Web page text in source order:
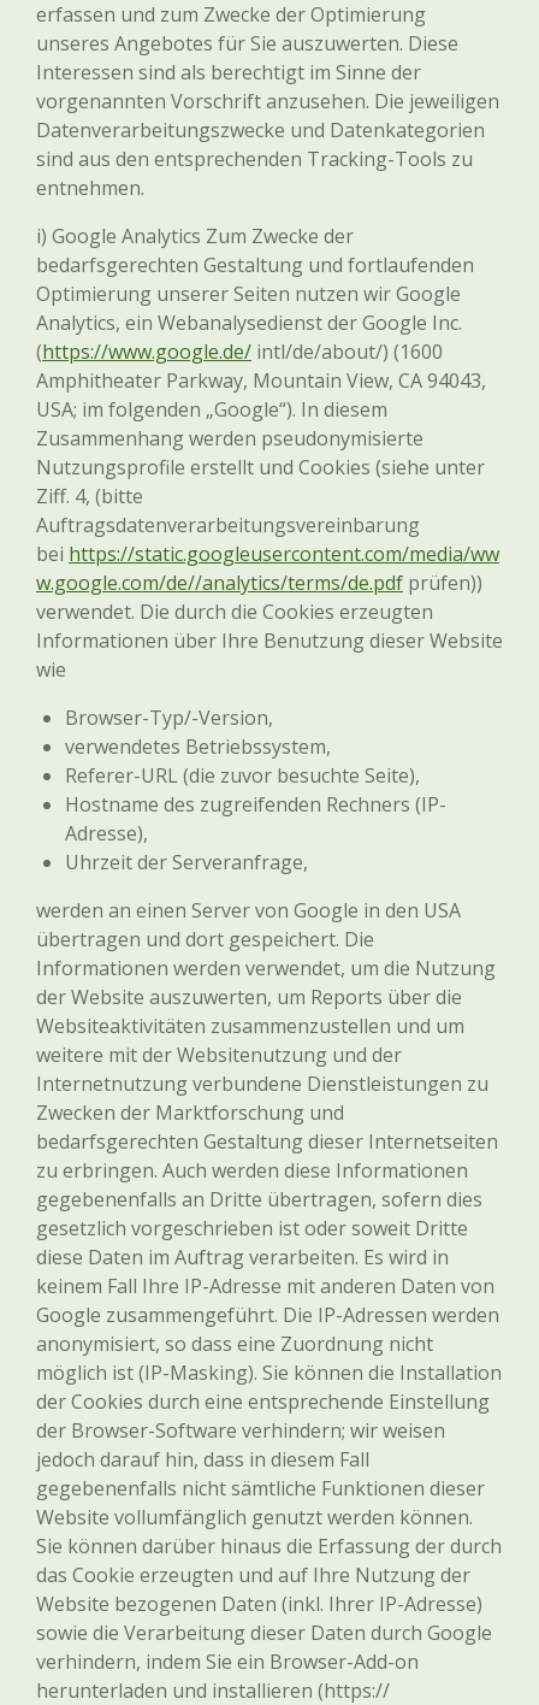
erfassen und zum Zwecke der Optimierung
unseres Angebotes für Sie auszuwerten. Diese
Interessen sind als berechtigt im Sinne der
vorgenannten Vorschrift anzusehen. Die jeweiligen
Datenverarbeitungszwecke und Datenkategorien
sind aus den entsprechenden Tracking-Tools zu
entnehmen.
i) Google Analytics Zum Zwecke der
bedarfsgerechten Gestaltung und fortlaufenden
Optimierung unserer Seiten nutzen wir Google
Analytics, ein Webanalysedienst der Google Inc.
(https://www.google.de/ intl/de/about/) (1600
Amphitheater Parkway, Mountain View, CA 94043,
USA; im folgenden „Google“). In diesem
Zusammenhang werden pseudonymisierte
Nutzungsprofile erstellt und Cookies (siehe unter
Ziff. 4, (bitte
Auftragsdatenverarbeitungsvereinbarung
bei https://static.googleusercontent.com/media/ww
w.google.com/de//analytics/terms/de.pdf prüfen))
verwendet. Die durch die Cookies erzeugten
Informationen über Ihre Benutzung dieser Website
wie
Browser-Typ/-Version,
verwendetes Betriebssystem,
Referer-URL (die zuvor besuchte Seite),
Hostname des zugreifenden Rechners (IP-
Adresse),
Uhrzeit der Serveranfrage,
werden an einen Server von Google in den USA
übertragen und dort gespeichert. Die
Informationen werden verwendet, um die Nutzung
der Website auszuwerten, um Reports über die
Websiteaktivitäten zusammenzustellen und um
weitere mit der Websitenutzung und der
Internetnutzung verbundene Dienstleistungen zu
Zwecken der Marktforschung und
bedarfsgerechten Gestaltung dieser Internetseiten
zu erbringen. Auch werden diese Informationen
gegebenenfalls an Dritte übertragen, sofern dies
gesetzlich vorgeschrieben ist oder soweit Dritte
diese Daten im Auftrag verarbeiten. Es wird in
keinem Fall Ihre IP-Adresse mit anderen Daten von
Google zusammengeführt. Die IP-Adressen werden
anonymisiert, so dass eine Zuordnung nicht
möglich ist (IP-Masking). Sie können die Installation
der Cookies durch eine entsprechende Einstellung
der Browser-Software verhindern; wir weisen
jedoch darauf hin, dass in diesem Fall
gegebenenfalls nicht sämtliche Funktionen dieser
Website vollumfänglich genutzt werden können.
Sie können darüber hinaus die Erfassung der durch
das Cookie erzeugten und auf Ihre Nutzung der
Website bezogenen Daten (inkl. Ihrer IP-Adresse)
sowie die Verarbeitung dieser Daten durch Google
verhindern, indem Sie ein Browser-Add-on
herunterladen und installieren (https://